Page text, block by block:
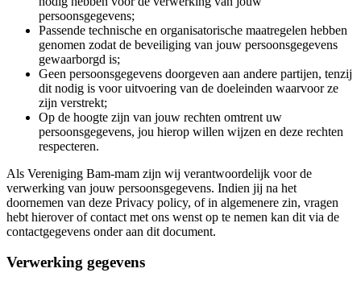
persoonsgegevens;
Passende technische en organisatorische maatregelen hebben
genomen zodat de beveiliging van jouw persoonsgegevens
gewaarborgd is;
Geen persoonsgegevens doorgeven aan andere partijen, tenzij
dit nodig is voor uitvoering van de doeleinden waarvoor ze
zijn verstrekt;
Op de hoogte zijn van jouw rechten omtrent uw
persoonsgegevens, jou hierop willen wijzen en deze rechten
respecteren.
Als Vereniging Bam-mam zijn wij verantwoordelijk voor de
verwerking van jouw persoonsgegevens. Indien jij na het
doornemen van deze Privacy policy, of in algemenere zin, vragen
hebt hierover of contact met ons wenst op te nemen kan dit via de
contactgegevens onder aan dit document.
Verwerking gegevens